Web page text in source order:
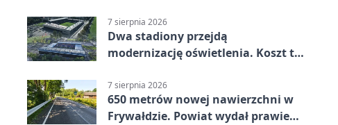
7 sierpnia 2026
Dwa stadiony przejdą
modernizację oświetlenia. Koszt to
7 sierpnia 2026
650 metrów nowej nawierzchni w
Frywałdzie. Powiat wydał prawie